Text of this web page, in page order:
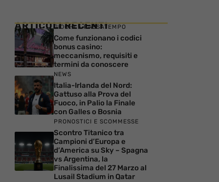
ARTICOLI RECENTI
GIOCHI E PASSATEMPO
Come funzionano i codici
bonus casino:
meccanismo, requisiti e
termini da conoscere
NEWS
Italia-Irlanda del Nord:
Gattuso alla Prova del
Fuoco, in Palio la Finale
con Galles o Bosnia
PRONOSTICI E SCOMMESSE
Scontro Titanico tra
Campioni d’Europa e
d’America su Sky – Spagna
vs Argentina, la
Finalissima del 27 Marzo al
Lusail Stadium in Qatar